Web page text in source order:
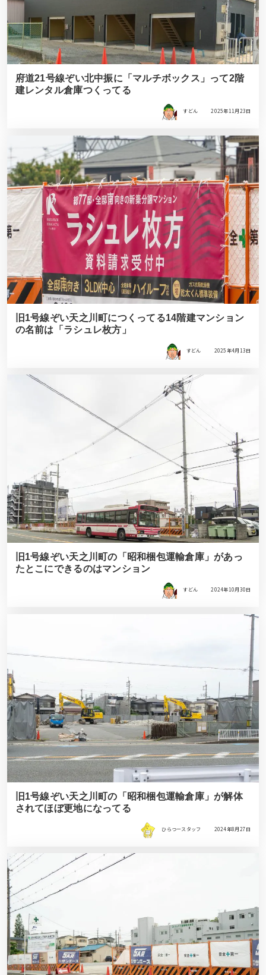
府道21号線ぞい北中振に「マルチボックス」って2階
建レンタル倉庫つくってる
すどん 2025年11月23日
旧1号線ぞい天之川町につくってる14階建マンション
の名前は「ラシュレ枚方」
すどん 2025年4月13日
旧1号線ぞい天之川町の「昭和梱包運輸倉庫」があっ
たとこにできるのはマンション
すどん 2024年10月30日
旧1号線ぞい天之川町の「昭和梱包運輸倉庫」が解体
されてほぼ更地になってる
ひらつースタッフ 2024年8月27日